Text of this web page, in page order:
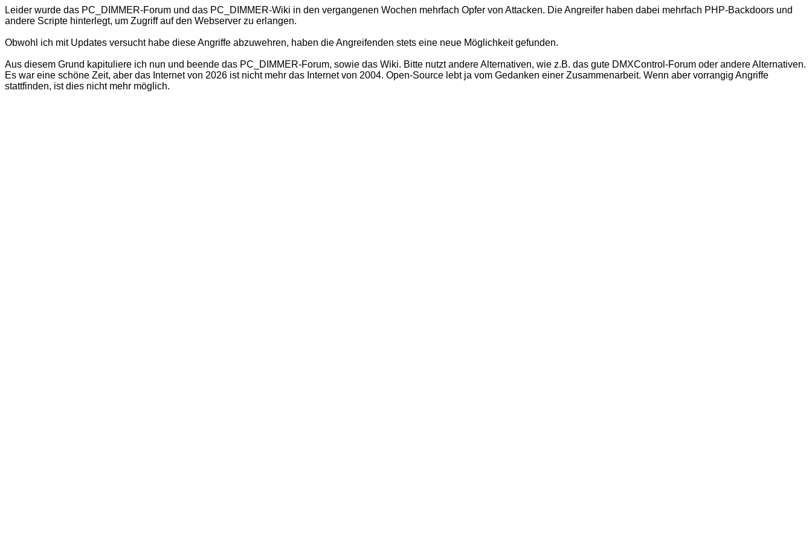
Leider wurde das PC_DIMMER-Forum und das PC_DIMMER-Wiki in den vergangenen Wochen mehrfach Opfer von Attacken. Die Angreifer haben dabei mehrfach PHP-Backdoors und
andere Scripte hinterlegt, um Zugriff auf den Webserver zu erlangen.
Obwohl ich mit Updates versucht habe diese Angriffe abzuwehren, haben die Angreifenden stets eine neue Möglichkeit gefunden.
Aus diesem Grund kapituliere ich nun und beende das PC_DIMMER-Forum, sowie das Wiki. Bitte nutzt andere Alternativen, wie z.B. das gute DMXControl-Forum oder andere Alternativen.
Es war eine schöne Zeit, aber das Internet von 2026 ist nicht mehr das Internet von 2004. Open-Source lebt ja vom Gedanken einer Zusammenarbeit. Wenn aber vorrangig Angriffe
stattfinden, ist dies nicht mehr möglich.